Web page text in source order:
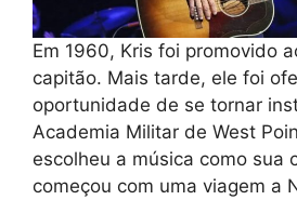
Em 1960, Kris foi promovido
capitão. Mais tarde, ele foi
oportunidade de se tornar
Academia Militar de West
escolheu a música como sua
começou com uma viagem a